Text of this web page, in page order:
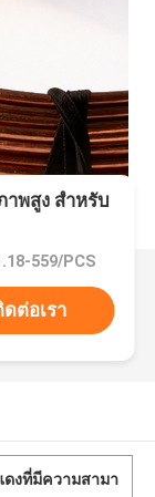
าพสูง สําหรับ
559/PCS
ดต่อเรา
ดงที่มีความสามา